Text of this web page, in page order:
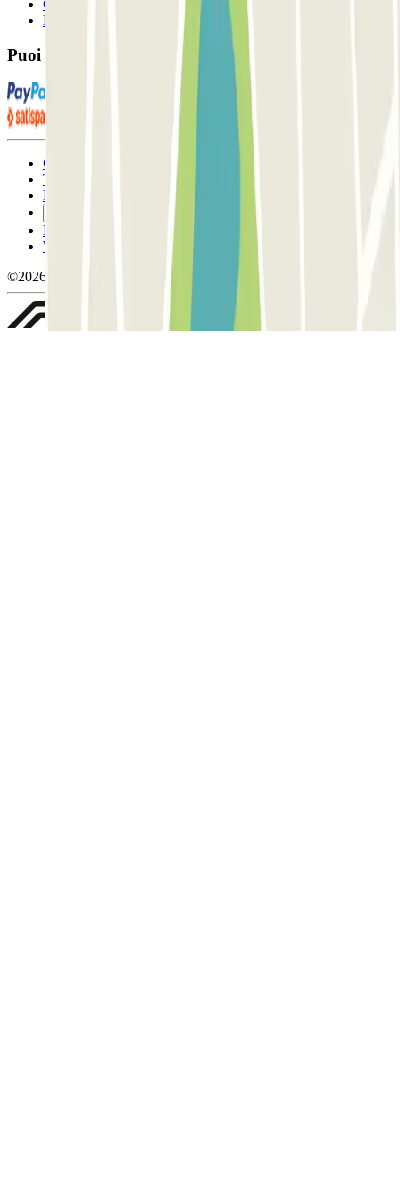
Contattaci
FAQ
Puoi utilizzare questi metodi di pagamento:
Condizioni contrattuali e di utilizzo
Termini di cancellazione
Politica sui cookies
Politica sulla privacy
Whistleblowing
©2026 Parclick. Tutti i diritti riservati